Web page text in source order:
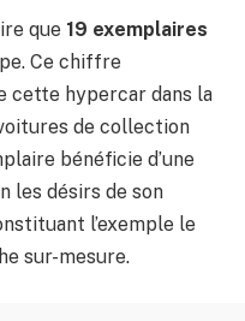
que 19 exemplaires
Ce chiffre
cette hypercar dans la
de collection
bénéficie d’une
les désirs de son
l’exemple le
sur-mesure.